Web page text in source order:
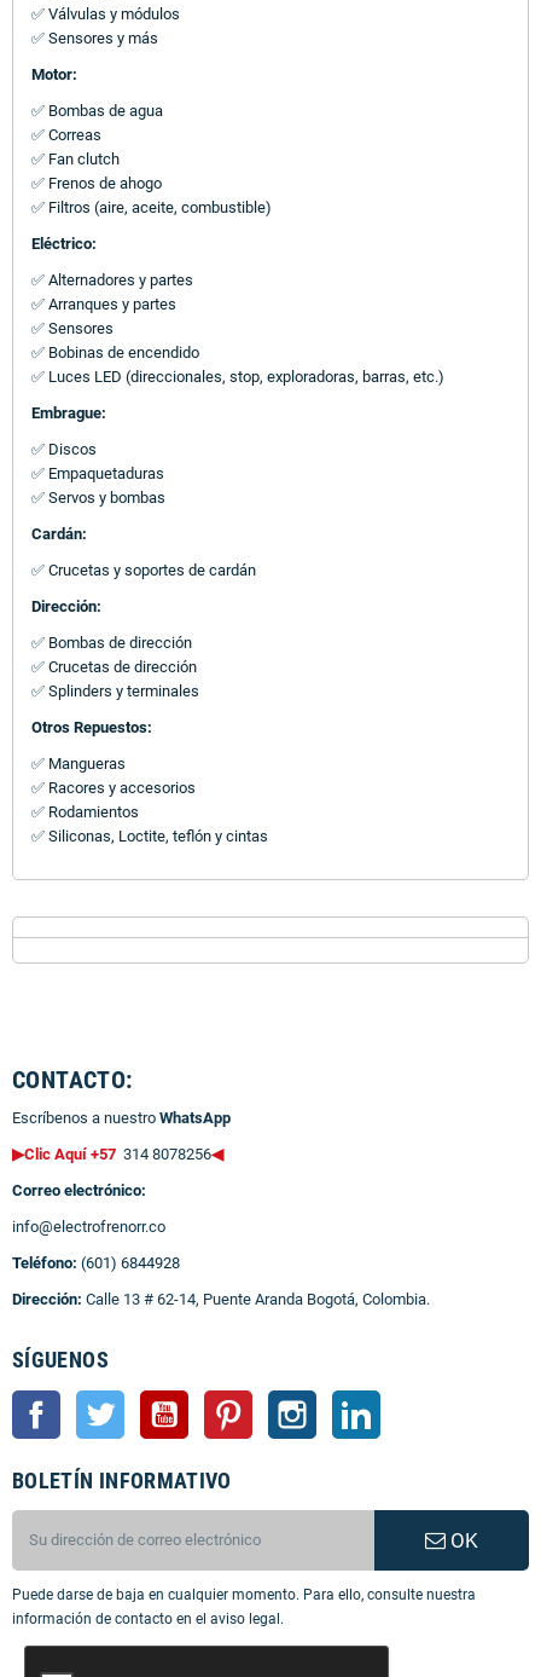
✅ Válvulas y módulos
✅ Sensores y más
Motor:
✅ Bombas de agua
✅ Correas
✅ Fan clutch
✅ Frenos de ahogo
✅ Filtros (aire, aceite, combustible)
Eléctrico:
✅ Alternadores y partes
✅ Arranques y partes
✅ Sensores
✅ Bobinas de encendido
✅ Luces LED (direccionales, stop, exploradoras, barras, etc.)
Embrague:
✅ Discos
✅ Empaquetaduras
✅ Servos y bombas
Cardán:
✅ Crucetas y soportes de cardán
Dirección:
✅ Bombas de dirección
✅ Crucetas de dirección
✅ Splinders y terminales
Otros Repuestos:
✅ Mangueras
✅ Racores y accesorios
✅ Rodamientos
✅ Siliconas, Loctite, teflón y cintas
CONTACTO:
Escríbenos a nuestro WhatsApp
▶Clic Aquí +57 314 8078256◀
Correo electrónico:
info@electrofrenorr.co
Teléfono: (601) 6844928
Dirección: Calle 13 # 62-14, Puente Aranda Bogotá, Colombia.
SÍGUENOS
Facebook Twitter YouTube Pinterest Instagram
BOLETÍN INFORMATIVO
OK
Puede darse de baja en cualquier momento. Para ello, consulte nuestra
información de contacto en el aviso legal.